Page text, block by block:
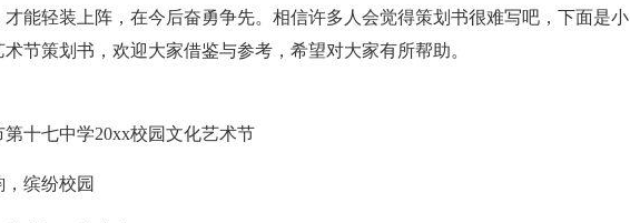
能轻装上阵，在今后奋勇争先。相信许多人会觉得策划书很难写吧，下面是小
节策划书，欢迎大家借鉴与参考，希望对大家有所帮助。
十七中学20xx校园文化艺术节
缤纷校园